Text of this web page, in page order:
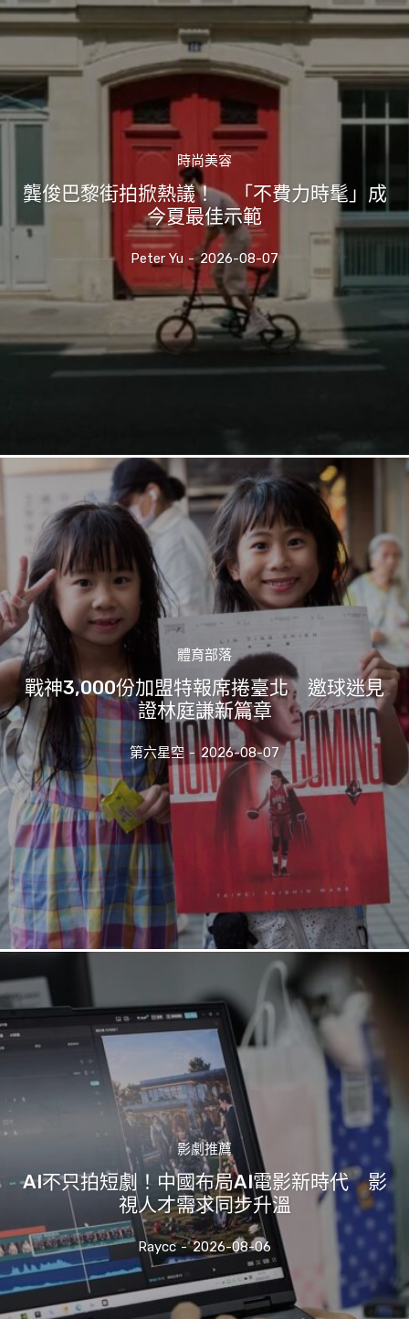
時尚美容
龔俊巴黎街拍掀熱議！ 「不費力時髦」成
今夏最佳示範
Peter Yu - 2026-08-07
體育部落
戰神3,000份加盟特報席捲臺北 邀球迷見
證林庭謙新篇章
第六星空 - 2026-08-07
影劇推薦
AI不只拍短劇！中國布局AI電影新時代 影
視人才需求同步升溫
Raycc - 2026-08-06